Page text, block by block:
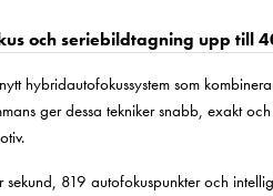
och seriebildtagning upp till
hybridautofokussystem som
ger dessa tekniker snabb, exakt
819 autofokuspunkter och